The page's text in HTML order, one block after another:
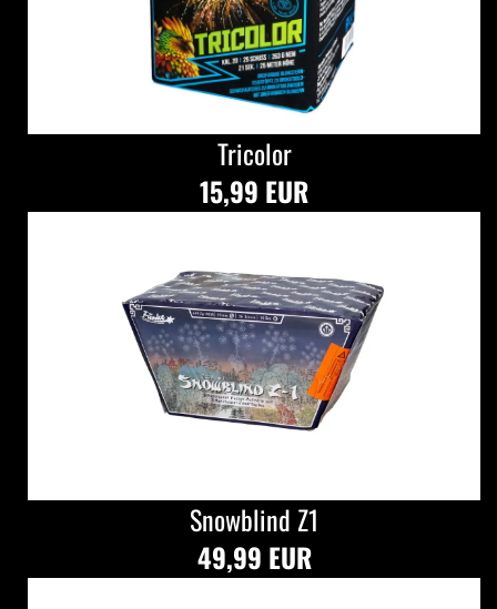
Tricolor
15,99 EUR
Snowblind Z1
49,99 EUR